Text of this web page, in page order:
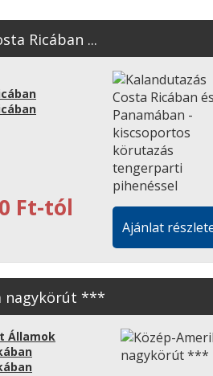
Ricában ...
Ft-tól
Ajánlat
nagykörút ***
Államok